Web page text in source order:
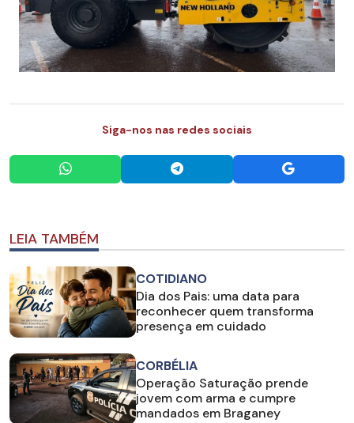
Siga-nos nas redes sociais
LEIA TAMBÉM
COTIDIANO
Dia dos Pais: uma data para
reconhecer quem transforma
presença em cuidado
CORBÉLIA
Operação Saturação prende
jovem com arma e cumpre
mandados em Braganey